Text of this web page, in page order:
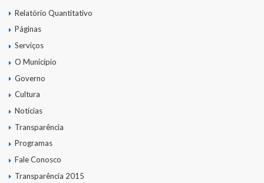
Relatório Quantitativo
Páginas
Serviços
O Município
Governo
Cultura
Notícias
Transparência
Programas
Fale Conosco
Transparência 2015